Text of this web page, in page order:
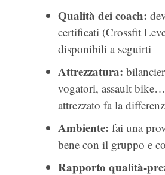
Qualità dei coach:
certificati (Crossfit
disponibili a seguirti
Attrezzatura:
vogatori, assault
attrezzato fa la
Ambiente: fai una
bene con il gruppo e
Rapporto qualità-